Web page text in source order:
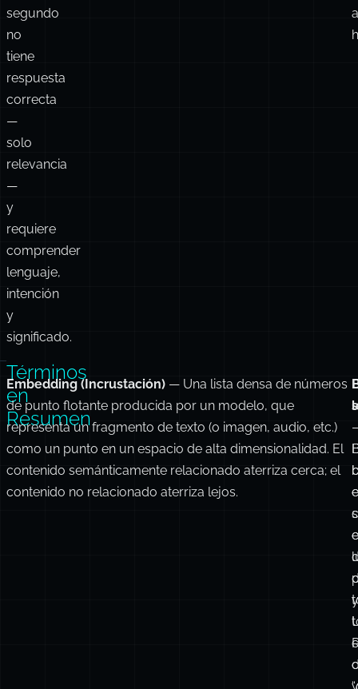
segundo
no
tiene
respuesta
correcta
—
solo
relevancia
—
y
requiere
comprender
lenguaje,
intención
y
significado.
Términos
en
Resumen
Embedding (Incrustación) — Una lista densa de números
de punto flotante producida por un modelo, que
representa un fragmento de texto (o imagen, audio, etc.)
como un punto en un espacio de alta dimensionalidad. El
contenido semánticamente relacionado aterriza cerca; el
contenido no relacionado aterriza lejos.
y
y